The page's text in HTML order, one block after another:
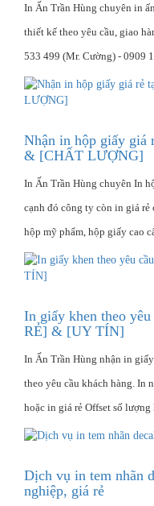
In Ấn Trần Hùng chuyên in
thiết kế theo yêu cầu, giao
533 499 (Mr. Cường) - 0909
Nhận in hộp giấy
& [CHẤT LƯỢNG]
In Ấn Trần Hùng chuyên In
cạnh đó công ty còn in giá rẻ
hộp mỹ phẩm, hộp giấy cao
In giấy khen theo
RẺ] & [UY TÍN]
In Ấn Trần Hùng nhận in
theo yêu cầu khách hàng. In
hoặc in giá rẻ Offset số lượng
Dịch vụ in tem nhãn
nghiệp, giá rẻ